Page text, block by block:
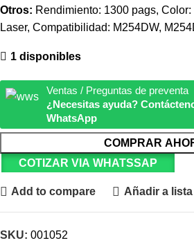
Otros: Rendimiento: 1300 pags,
Laser, Compatibilidad: M254DW,
1 disponibles
Ventas / Preguntas de preventa
¿Necesitas ayuda?
WhatsApp
COMPRAR
COTIZAR VIA WHATSSAP
Add to compare Añadir a
SKU: 001052